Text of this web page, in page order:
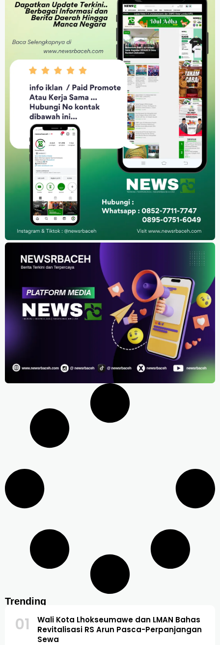
Trending
01
Wali Kota Lhokseumawe dan LMAN Bahas
Revitalisasi RS Arun Pasca-Perpanjangan
Sewa